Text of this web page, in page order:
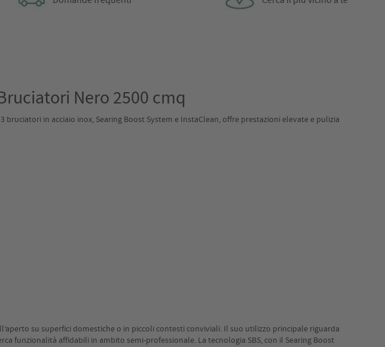
Nero 2500 cmq
bruciatori in acciaio inox, Searing Boost System e InstaClean, offre prestazioni elevate e pulizia
su superfici domestiche o in piccoli contesti conviviali. Il suo utilizzo principale riguarda
funzionalità affidabili in ambito semi-professionale. La tecnologia SBS, con il Searing Boost